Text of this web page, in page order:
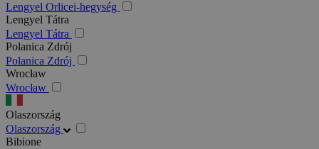
Lengyel Orlicei-hegység
Lengyel Tátra
Lengyel Tátra
Polanica Zdrój
Polanica Zdrój
Wrocław
Wrocław
Olaszország
Olaszország
Bibione